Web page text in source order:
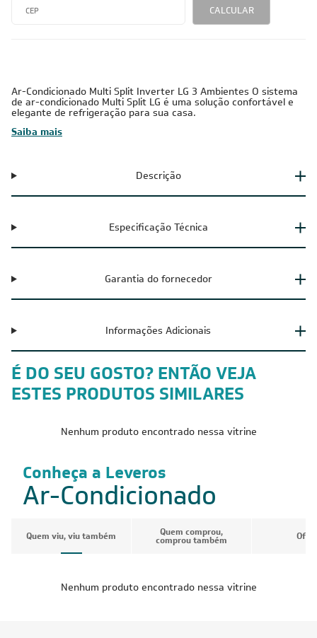
CALCULAR
Ar-Condicionado Multi Split Inverter LG 3 Ambientes O sistema
de ar-condicionado Multi Split LG é uma solução confortável e
elegante de refrigeração para sua casa.
Saiba mais
Descrição
Especificação Técnica
Garantia do fornecedor
Informações Adicionais
É DO SEU GOSTO? ENTÃO VEJA
ESTES PRODUTOS SIMILARES
Nenhum produto encontrado nessa vitrine
Conheça a Leveros
Ar-Condicionado
Quem viu, viu também Quem comprou,
comprou também
Nenhum produto encontrado nessa vitrine